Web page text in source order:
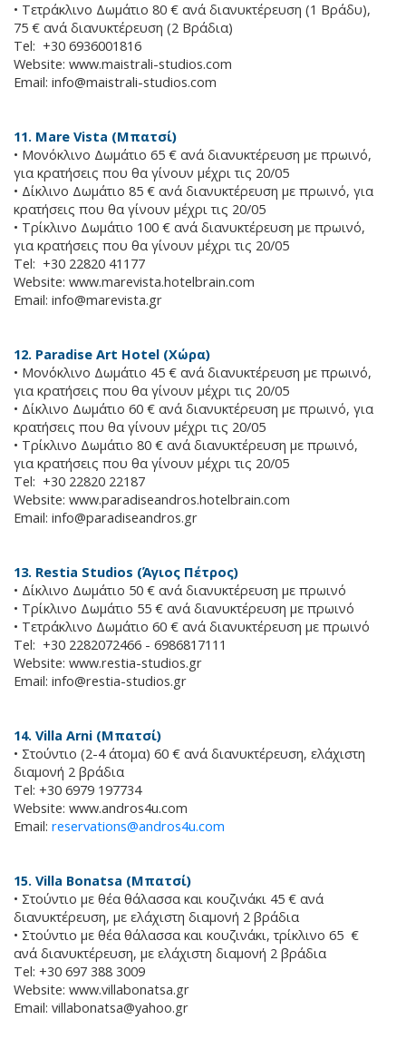
• Τετράκλινο Δωμάτιο 80 € ανά διανυκτέρευση (1 Βράδυ),
75 € ανά διανυκτέρευση (2 Βράδια)
Tel: +30 6936001816
Website: www.maistrali-studios.com
Email: info@maistrali-studios.com
11. Mare Vista (Μπατσί)
• Μονόκλινο Δωμάτιο 65 € ανά διανυκτέρευση με πρωινό,
για κρατήσεις που θα γίνουν μέχρι τις 20/05
• Δίκλινο Δωμάτιο 85 € ανά διανυκτέρευση με πρωινό, για
κρατήσεις που θα γίνουν μέχρι τις 20/05
• Τρίκλινο Δωμάτιο 100 € ανά διανυκτέρευση με πρωινό,
για κρατήσεις που θα γίνουν μέχρι τις 20/05
Tel: +30 22820 41177
Website: www.marevista.hotelbrain.com
Email: info@marevista.gr
12. Paradise Art Hotel (Χώρα)
• Μονόκλινο Δωμάτιο 45 € ανά διανυκτέρευση με πρωινό,
για κρατήσεις που θα γίνουν μέχρι τις 20/05
• Δίκλινο Δωμάτιο 60 € ανά διανυκτέρευση με πρωινό, για
κρατήσεις που θα γίνουν μέχρι τις 20/05
• Τρίκλινο Δωμάτιο 80 € ανά διανυκτέρευση με πρωινό,
για κρατήσεις που θα γίνουν μέχρι τις 20/05
Tel: +30 22820 22187
Website: www.paradiseandros.hotelbrain.com
Email: info@paradiseandros.gr
13. Restia Studios (Άγιος Πέτρος)
• Δίκλινο Δωμάτιο 50 € ανά διανυκτέρευση με πρωινό
• Τρίκλινο Δωμάτιο 55 € ανά διανυκτέρευση με πρωινό
• Τετράκλινο Δωμάτιο 60 € ανά διανυκτέρευση με πρωινό
Tel: +30 2282072466 - 6986817111
Website: www.restia-studios.gr
Email: info@restia-studios.gr
14. Villa Arni (Μπατσί)
• Στούντιο (2-4 άτομα) 60 € ανά διανυκτέρευση, ελάχιστη
διαμονή 2 βράδια
Tel: +30 6979 197734
Website: www.andros4u.com
Email: reservations@andros4u.com
15. Villa Bonatsa (Μπατσί)
• Στούντιο με θέα θάλασσα και κουζινάκι 45 € ανά
διανυκτέρευση, με ελάχιστη διαμονή 2 βράδια
• Στούντιο με θέα θάλασσα και κουζινάκι, τρίκλινο 65 €
ανά διανυκτέρευση, με ελάχιστη διαμονή 2 βράδια
Tel: +30 697 388 3009
Website: www.villabonatsa.gr
Email: villabonatsa@yahoo.gr